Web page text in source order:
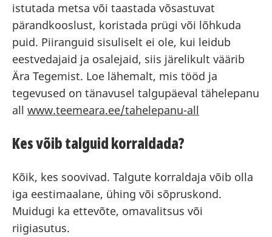
istutada metsa või taastada võsastuvat
pärandkooslust, koristada prügi või lõhkuda
puid. Piiranguid sisuliselt ei ole, kui leidub
eestvedajaid ja osalejaid, siis järelikult väärib
Ära Tegemist. Loe lähemalt, mis tööd ja
tegevused on tänavusel talgupäeval tähelepanu
all www.teemeara.ee/tahelepanu-all
Kes võib talguid korraldada?
Kõik, kes soovivad. Talgute korraldaja võib olla
iga eestimaalane, ühing või sõpruskond.
Muidugi ka ettevõte, omavalitsus või
riigiasutus.